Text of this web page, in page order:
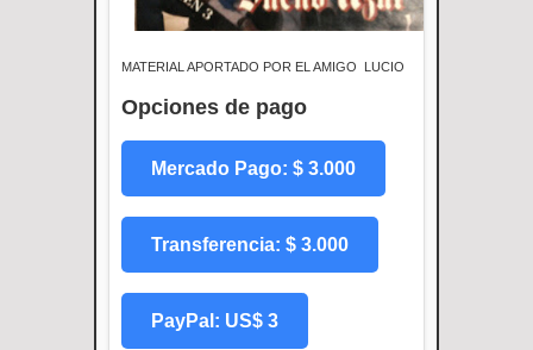
MATERIAL APORTADO POR EL AMIGO LUCIO
Opciones de pago
Mercado Pago: $ 3.000
Transferencia: $ 3.000
PayPal: US$ 3